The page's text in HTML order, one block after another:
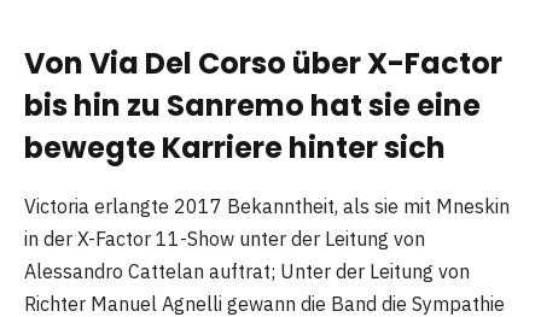
Von Via Del Corso über X-Factor
bis hin zu Sanremo hat sie eine
bewegte Karriere hinter sich
Victoria erlangte 2017 Bekanntheit, als sie mit Mneskin
in der X-Factor 11-Show unter der Leitung von
Alessandro Cattelan auftrat; Unter der Leitung von
Richter Manuel Agnelli gewann die Band die Sympathie